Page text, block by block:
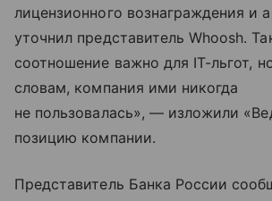
лицензионного вознаграждения и
уточнил представитель Whoosh.
соотношение важно для IT-льгот,
словам, компания ими никогда
не пользовалась», — изложили
позицию компании.
Представитель Банка России